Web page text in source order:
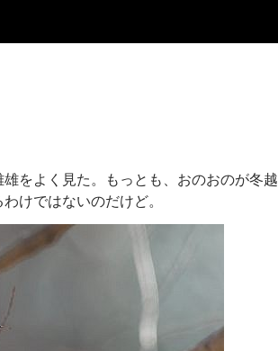
をよく見た。もっとも、おのおのが冬越
けではないのだけど。